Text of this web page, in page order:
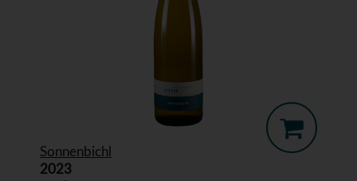
Sonnenbichl
2023